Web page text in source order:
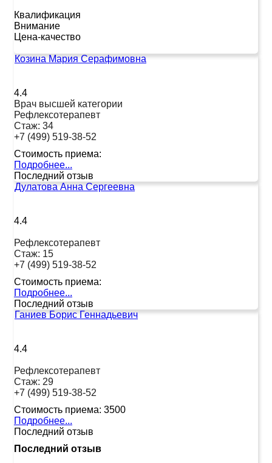
Квалификация
Внимание
Цена-качество
Козина Мария Серафимовна
4.4
Врач высшей категории
Рефлексотерапевт
Стаж: 34
+7 (499) 519-38-52
Стоимость приема:
Подробнее...
Последний отзыв
Дулатова Анна Сергеевна
4.4
Рефлексотерапевт
Стаж: 15
+7 (499) 519-38-52
Стоимость приема:
Подробнее...
Последний отзыв
Ганиев Борис Геннадьевич
4.4
Рефлексотерапевт
Стаж: 29
+7 (499) 519-38-52
Стоимость приема: 3500
Подробнее...
Последний отзыв
Последний отзыв